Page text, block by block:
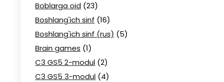
Boblarga oid (23)
Boshlang'ich sinf (16)
Boshlang'ich sinf (rus) (5)
Brain games (1)
C3 GS5 2-modul (2)
C3 GS5 3-modul (4)